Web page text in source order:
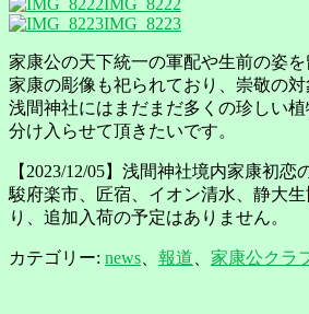
IMG_8222
IMG_8223
家康公の天下統一の軍配や生前の姿
家康の彫像も祀られており、崇敬の対
浅間神社にはまだまだ多くの珍しい
分け入らせて頂きたいです。
【2023/12/05】浅間神社境内家康初恋
駿府楽市、匠宿、イオン清水、静大
り、追加入荷の予定はありません。
カテゴリー: news 報道 家康公クラ